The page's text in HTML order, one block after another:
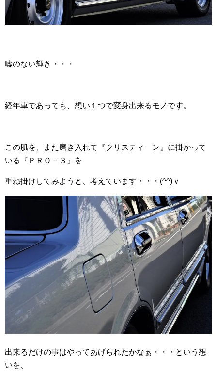
嘘のない輝き・・・
経年車であっても、想い１つで変身出来るモノです。
この肌を、また磨き入れて『クリスティーン』に掛かって
いる『ＰＲＯ－３』を
重ね掛けしてみようと、考えています・・・(^^)ｖ
出来るだけの事はやってあげられたかなぁ・・・という想
いを、